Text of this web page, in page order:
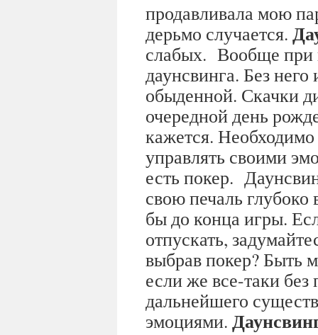
продавливала мою
дерьмо случается.
слабых. Вообще при
даунсвинга. Без
обыденной. Скачки
очередной день
кажется. Необходимо
управлять своими
есть покер.
свою печаль
бы до конца игры.
отпускать,
выбрав покер?
если же все-таки
дальнейшего
эмоциями.